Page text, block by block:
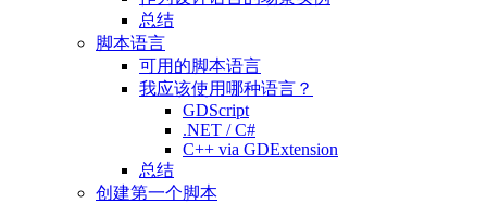
总结
脚本语言
可用的脚本语言
我应该使用哪种语言？
GDScript
.NET / C#
C++ via GDExtension
总结
创建第一个脚本